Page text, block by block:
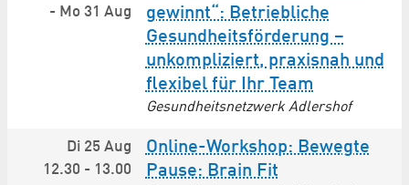
- Mo 31 Aug
gewinnt“: Betriebliche
Gesundheitsförderung –
unkompliziert, praxisnah und
flexibel für Ihr Team
Gesundheitsnetzwerk Adlershof
Di 25 Aug
12.30 - 13.00
Online-Workshop: Bewegte
Pause: Brain Fit